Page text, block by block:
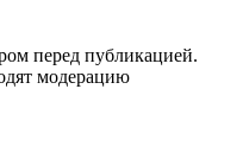
перед публикацией.
модерацию